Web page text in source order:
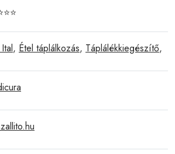
, Étel táplálkozás, Táplálékkiegészítő,